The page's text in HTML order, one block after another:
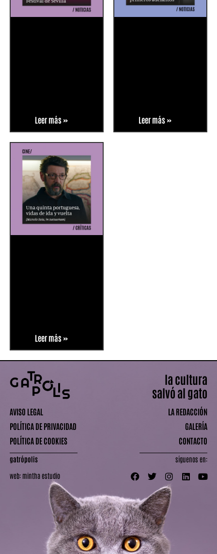
Leer más » Leer más »
Leer más »
AVISO LEGAL
POLÍTICA DE PRIVACIDAD
POLÍTICA DE COOKIES
gatrópolis
web: mintha estudio
la cultura
salvó al gato
LA REDACCIÓN
GALERÍA
CONTACTO
síguenos en: